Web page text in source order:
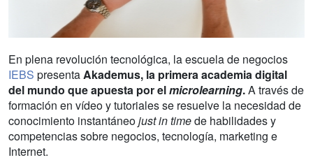
En plena revolución tecnológica, la escuela de negocios
IEBS presenta Akademus, la primera academia digital
del mundo que apuesta por elmicrolearning.A través de
formación en vídeo y tutoriales se resuelve la necesidad de
conocimiento instantáneojust in timede habilidades y
competencias sobre negocios, tecnología, marketing e
Internet.